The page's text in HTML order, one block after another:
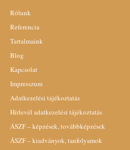
Rólunk
Referencia
Tartalmaink
Blog
Kapcsolat
Impresszum
Adatkezelési tájékoztatás
Hírlevél adatkezelési tájékoztatás
ÁSZF – képzések, továbbképzések
ÁSZF – kiadványok, tanfolyamok